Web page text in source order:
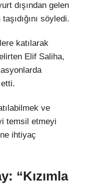
dışından gelen
söyledi.
katılarak
Elif Saliha,
ve
temsil etmeyi
ihtiyaç
“Kızımla